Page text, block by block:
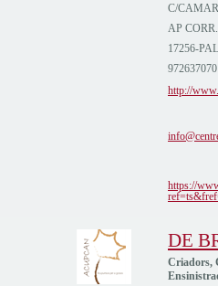
C/
AP
17256-
972637070
http://
https://
DE
Criadors,